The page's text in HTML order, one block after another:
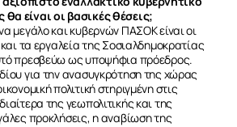
είναι οι βασικές θέσεις;
μεγάλο και κυβερνών ΠΑΣΟΚ είναι οι
και τα εργαλεία της Σοσιαλδημοκρατίας
πρεσβεύω ως υποψήφια πρόεδρος.
για την ανασυγκρότηση της χώρας
πολιτική στηριγμένη στις
της γεωπολιτικής και της
προκλήσεις, η αναβίωση της